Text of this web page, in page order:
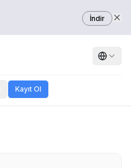
İndir
Kayıt Ol